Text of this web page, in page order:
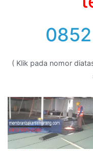
( Klik pada nomor